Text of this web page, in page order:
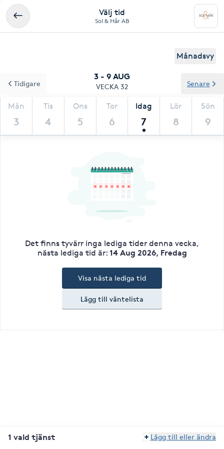
Välj tid
Sol & Hår AB
Månadsvy
3 - 9 AUG
VECKA 32
Mån
3
Tis
4
Ons
5
Tor
6
Idag
7
Lör
8
Sön
9
Tidigare Senare
Det finns tyvärr inga lediga tider denna vecka,
nästa lediga tid är: 14 Aug 2026, Fredag
Lägg till väntelista
Visa nästa lediga tid
1 vald tjänst Lägg till eller ändra